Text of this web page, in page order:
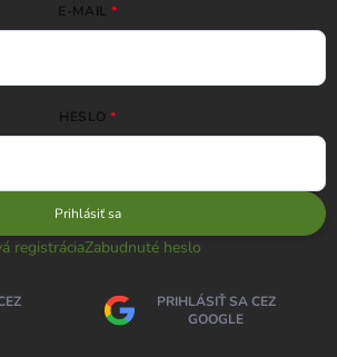
E-MAIL
HESLO
Prihlásiť sa
registráciaZabudnuté heslo
PRIHLÁSIŤ SA CEZ
GOOGLE